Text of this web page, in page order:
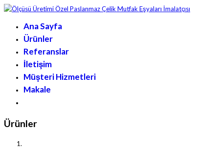
Ana Sayfa
Ürünler
Referanslar
İletişim
Müşteri Hizmetleri
Makale
Ürünler